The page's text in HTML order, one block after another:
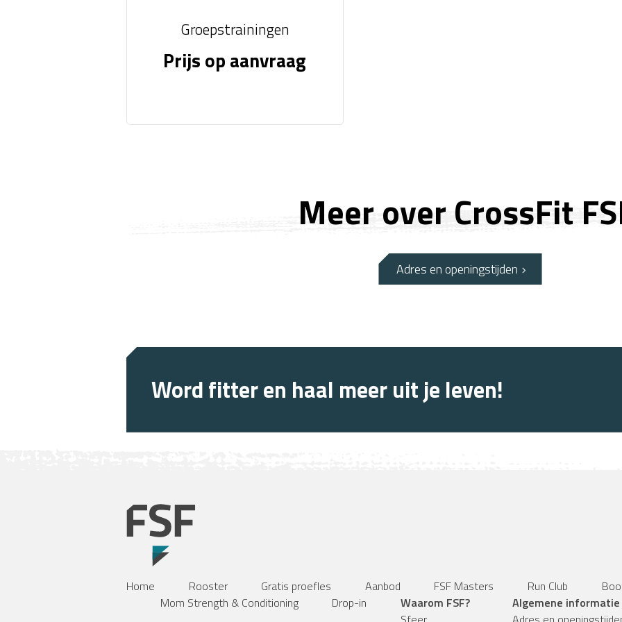
Groepstrainingen
Prijs op aanvraag
Meer over CrossFit
Adres en openingstijden
Word fitter en haal meer uit je leven!
Home Rooster Gratis proefles Aanbod FSF Masters Run Club
Mom Strength & Conditioning
Drop-in
Waarom FSF?
Algemene informatie